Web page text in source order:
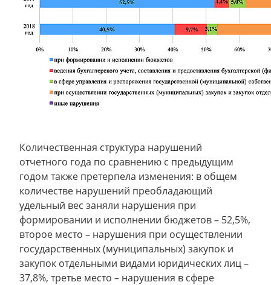
Количественная структура нарушений
отчетного года по сравнению с предыдущим
годом также претерпела изменения: в общем
количестве нарушений преобладающий
удельный вес заняли нарушения при
формировании и исполнении бюджетов – 52,5%,
второе место – нарушения при осуществлении
государственных (муниципальных) закупок и
закупок отдельными видами юридических лиц –
37,8%, третье место – нарушения в сфере